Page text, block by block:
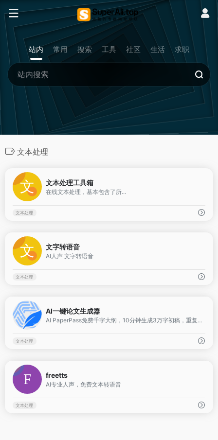
站内 常用 搜索 工具 社区 生活 求职
文本处理
文本处理工具箱
在线文本处理，基本包含了所...
文本处理
文字转语音
AI人声 文字转语音
文本处理
AI一键论文生成器
AI PaperPass免费千字大纲，10分钟生成3万字初稿，重复率低于5%
文本处理
freetts
AI专业人声，免费文本转语音
文本处理